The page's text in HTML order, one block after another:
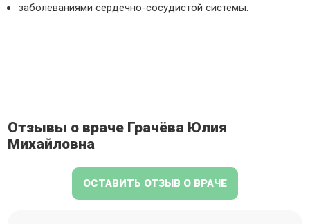
заболеваниями сердечно-сосудистой системы.
Отзывы о враче Грачёва Юлия
Михайловна
ОСТАВИТЬ ОТЗЫВ О ВРАЧЕ